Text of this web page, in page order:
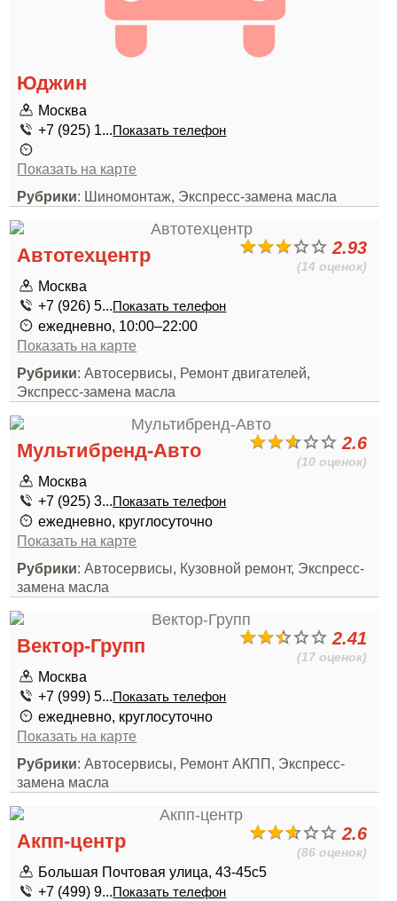
Юджин
Москва
+7 (925) 1...Показать телефон
Показать на карте
Рубрики: Шиномонтаж, Экспресс-замена масла
2.93
(14 оценок)
Автотехцентр
Москва
+7 (926) 5...Показать телефон
ежедневно, 10:00–22:00
Показать на карте
Рубрики: Автосервисы, Ремонт двигателей,
Экспресс-замена масла
2.6
(10 оценок)
Мультибренд-Авто
Москва
+7 (925) 3...Показать телефон
ежедневно, круглосуточно
Показать на карте
Рубрики: Автосервисы, Кузовной ремонт, Экспресс-
замена масла
2.41
(17 оценок)
Вектор-Групп
Москва
+7 (999) 5...Показать телефон
ежедневно, круглосуточно
Показать на карте
Рубрики: Автосервисы, Ремонт АКПП, Экспресс-
замена масла
2.6
(86 оценок)
Акпп-центр
Большая Почтовая улица, 43-45с5
+7 (499) 9...Показать телефон